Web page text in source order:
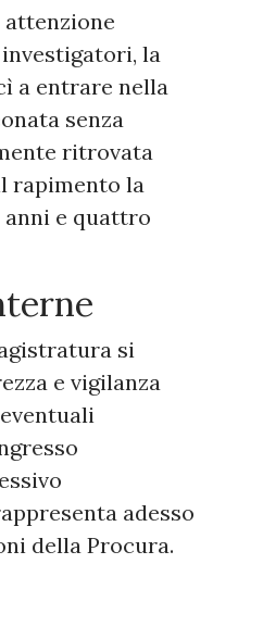
attenzione
la
a entrare nella
senza
ritrovata
rapimento la
anni e quattro
si
e vigilanza
adesso
della Procura.